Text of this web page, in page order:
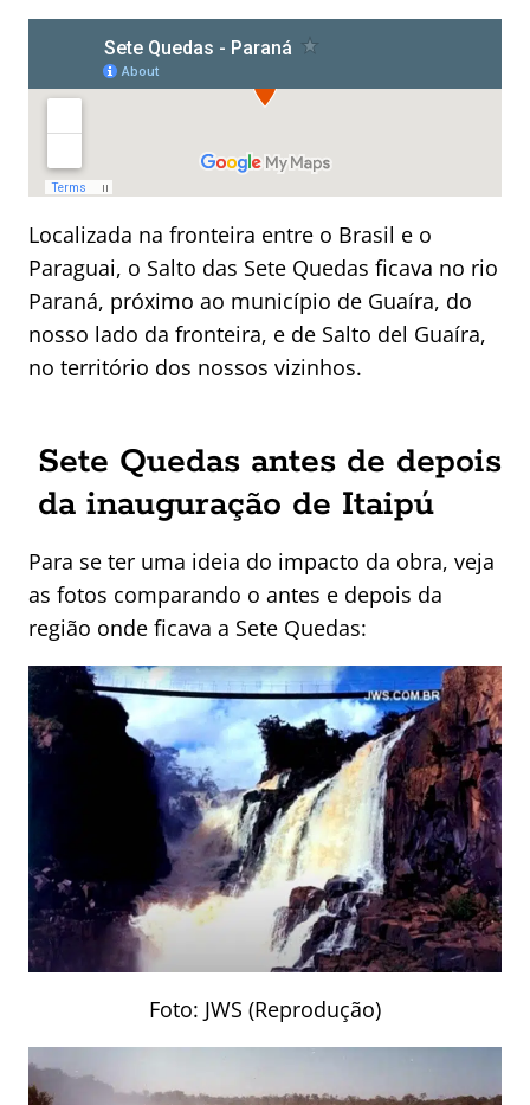
Localizada na fronteira entre o Brasil e o
Paraguai, o Salto das Sete Quedas ficava no rio
Paraná, próximo ao município de Guaíra, do
nosso lado da fronteira, e de Salto del Guaíra,
no território dos nossos vizinhos.
Sete Quedas antes de depois
da inauguração de Itaipú
Para se ter uma ideia do impacto da obra, veja
as fotos comparando o antes e depois da
região onde ficava a Sete Quedas:
Foto: JWS (Reprodução)